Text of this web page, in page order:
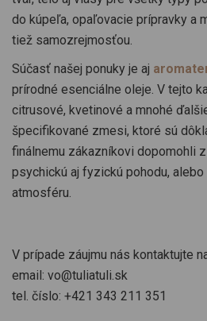
do kúpeľa, opaľovacie prípravky a
tiež samozrejmosťou.
Súčasť našej ponuky je aj
prírodné esenciálne oleje. V tejto
citrusové, kvetinové a mnohé
špecifikované zmesi, ktoré sú
finálnemu zákazníkovi dopomohli
psychickú aj fyzickú pohodu,
atmosféru.
V prípade záujmu nás kontaktujte
email: vo@tuliatuli.sk
tel. číslo: +421 343 211 351